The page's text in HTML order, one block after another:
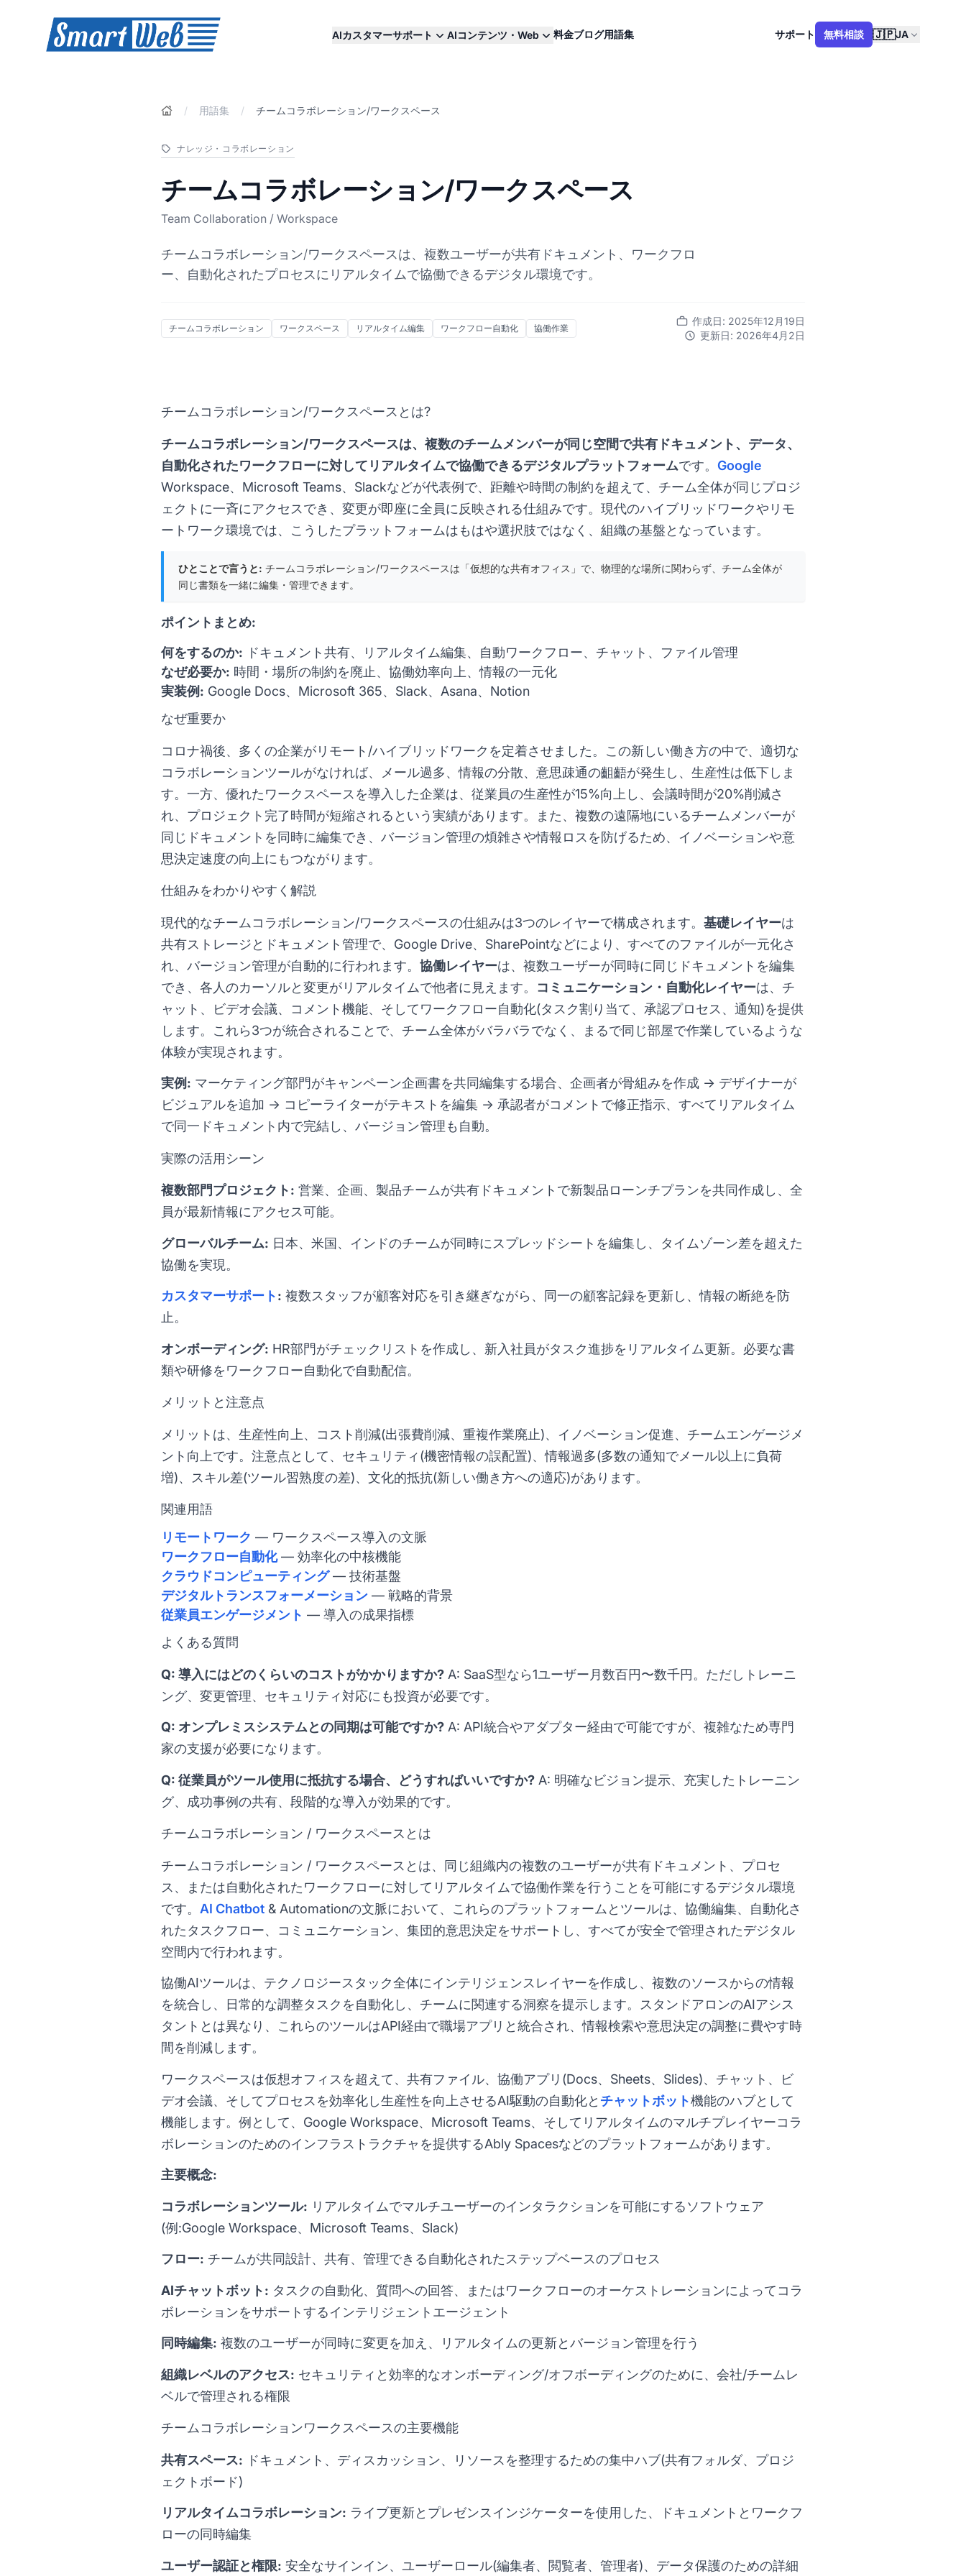
SmartWeb
AIカスタマーサポート AIコンテンツ・Web 料金ブログ用語集 サポート 無料相談 🇯🇵JA
/ 用語集 / チームコラボレーション/ワークスペース
ナレッジ・コラボレーション
チームコラボレーション/ワークスペース
Team Collaboration / Workspace
チームコラボレーション/ワークスペースは、複数ユーザーが共有ドキュメント、ワークフロ
ー、自動化されたプロセスにリアルタイムで協働できるデジタル環境です。
チームコラボレーション ワークスペース リアルタイム編集 ワークフロー自動化 協働作業
作成日: 2025年12月19日
更新日: 2026年4月2日
チームコラボレーション/ワークスペースとは?
チームコラボレーション/ワークスペースは、複数のチームメンバーが同じ空間で共有ドキュメント、データ、
自動化されたワークフローに対してリアルタイムで協働できるデジタルプラットフォームです。 Google
Workspace、Microsoft Teams、Slackなどが代表例で、距離や時間の制約を超えて、チーム全体が同じプロジ
ェクトに一斉にアクセスでき、変更が即座に全員に反映される仕組みです。現代のハイブリッドワークやリモ
ートワーク環境では、こうしたプラットフォームはもはや選択肢ではなく、組織の基盤となっています。
ひとことで言うと: チームコラボレーション/ワークスペースは「仮想的な共有オフィス」で、物理的な場所に関わらず、チーム全体が
同じ書類を一緒に編集・管理できます。
ポイントまとめ:
何をするのか: ドキュメント共有、リアルタイム編集、自動ワークフロー、チャット、ファイル管理
なぜ必要か: 時間・場所の制約を廃止、協働効率向上、情報の一元化
実装例: Google Docs、Microsoft 365、Slack、Asana、Notion
なぜ重要か
コロナ禍後、多くの企業がリモート/ハイブリッドワークを定着させました。この新しい働き方の中で、適切な
コラボレーションツールがなければ、メール過多、情報の分散、意思疎通の齟齬が発生し、生産性は低下しま
す。一方、優れたワークスペースを導入した企業は、従業員の生産性が15%向上し、会議時間が20%削減さ
れ、プロジェクト完了時間が短縮されるという実績があります。また、複数の遠隔地にいるチームメンバーが
同じドキュメントを同時に編集でき、バージョン管理の煩雑さや情報ロスを防げるため、イノベーションや意
思決定速度の向上にもつながります。
仕組みをわかりやすく解説
現代的なチームコラボレーション/ワークスペースの仕組みは3つのレイヤーで構成されます。 基礎レイヤーは
共有ストレージとドキュメント管理で、Google Drive、SharePointなどにより、すべてのファイルが一元化さ
れ、バージョン管理が自動的に行われます。 協働レイヤーは、複数ユーザーが同時に同じドキュメントを編集
でき、各人のカーソルと変更がリアルタイムで他者に見えます。 コミュニケーション・自動化レイヤーは、チ
ャット、ビデオ会議、コメント機能、そしてワークフロー自動化(タスク割り当て、承認プロセス、通知)を提供
します。これら3つが統合されることで、チーム全体がバラバラでなく、まるで同じ部屋で作業しているような
体験が実現されます。
実例: マーケティング部門がキャンペーン企画書を共同編集する場合、企画者が骨組みを作成 → デザイナーが
ビジュアルを追加 → コピーライターがテキストを編集 → 承認者がコメントで修正指示、すべてリアルタイム
で同一ドキュメント内で完結し、バージョン管理も自動。
実際の活用シーン
複数部門プロジェクト: 営業、企画、製品チームが共有ドキュメントで新製品ローンチプランを共同作成し、全
員が最新情報にアクセス可能。
グローバルチーム: 日本、米国、インドのチームが同時にスプレッドシートを編集し、タイムゾーン差を超えた
協働を実現。
カスタマーサポート: 複数スタッフが顧客対応を引き継ぎながら、同一の顧客記録を更新し、情報の断絶を防
止。
オンボーディング: HR部門がチェックリストを作成し、新入社員がタスク進捗をリアルタイム更新。必要な書
類や研修をワークフロー自動化で自動配信。
メリットと注意点
メリットは、生産性向上、コスト削減(出張費削減、重複作業廃止)、イノベーション促進、チームエンゲージメ
ント向上です。注意点として、セキュリティ(機密情報の誤配置)、情報過多(多数の通知でメール以上に負荷
増)、スキル差(ツール習熟度の差)、文化的抵抗(新しい働き方への適応)があります。
関連用語
リモートワーク — ワークスペース導入の文脈
ワークフロー自動化— 効率化の中核機能
クラウドコンピューティング— 技術基盤
デジタルトランスフォーメーション — 戦略的背景
従業員エンゲージメント — 導入の成果指標
よくある質問
Q: 導入にはどのくらいのコストがかかりますか? A: SaaS型なら1ユーザー月数百円〜数千円。ただしトレーニ
ング、変更管理、セキュリティ対応にも投資が必要です。
Q: オンプレミスシステムとの同期は可能ですか? A: API統合やアダプター経由で可能ですが、複雑なため専門
家の支援が必要になります。
Q: 従業員がツール使用に抵抗する場合、どうすればいいですか? A: 明確なビジョン提示、充実したトレーニン
グ、成功事例の共有、段階的な導入が効果的です。
チームコラボレーション / ワークスペースとは
チームコラボレーション / ワークスペースとは、同じ組織内の複数のユーザーが共有ドキュメント、プロセ
ス、または自動化されたワークフローに対してリアルタイムで協働作業を行うことを可能にするデジタル環境
です。 AI Chatbot & Automationの文脈において、これらのプラットフォームとツールは、協働編集、自動化さ
れたタスクフロー、コミュニケーション、集団的意思決定をサポートし、すべてが安全で管理されたデジタル
空間内で行われます。
協働AIツールは、テクノロジースタック全体にインテリジェンスレイヤーを作成し、複数のソースからの情報
を統合し、日常的な調整タスクを自動化し、チームに関連する洞察を提示します。スタンドアロンのAIアシス
タントとは異なり、これらのツールはAPI経由で職場アプリと統合され、情報検索や意思決定の調整に費やす時
間を削減します。
ワークスペースは仮想オフィスを超えて、共有ファイル、協働アプリ(Docs、Sheets、Slides)、チャット、ビ
デオ会議、そしてプロセスを効率化し生産性を向上させるAI駆動の自動化と チャットボット機能のハブとして
機能します。例として、Google Workspace、Microsoft Teams、そしてリアルタイムのマルチプレイヤーコラ
ボレーションのためのインフラストラクチャを提供するAbly Spacesなどのプラットフォームがあります。
主要概念:
コラボレーションツール: リアルタイムでマルチユーザーのインタラクションを可能にするソフトウェア
(例:Google Workspace、Microsoft Teams、Slack)
フロー: チームが共同設計、共有、管理できる自動化されたステップベースのプロセス
AIチャットボット: タスクの自動化、質問への回答、またはワークフローのオーケストレーションによってコラ
ボレーションをサポートするインテリジェントエージェント
同時編集: 複数のユーザーが同時に変更を加え、リアルタイムの更新とバージョン管理を行う
組織レベルのアクセス: セキュリティと効率的なオンボーディング/オフボーディングのために、会社/チームレ
ベルで管理される権限
チームコラボレーションワークスペースの主要機能
共有スペース: ドキュメント、ディスカッション、リソースを整理するための集中ハブ(共有フォルダ、プロジ
ェクトボード)
リアルタイムコラボレーション: ライブ更新とプレゼンスインジケーターを使用した、ドキュメントとワークフ
ローの同時編集
ユーザー認証と権限: 安全なサインイン、ユーザーロール(編集者、閲覧者、管理者)、データ保護のための詳細